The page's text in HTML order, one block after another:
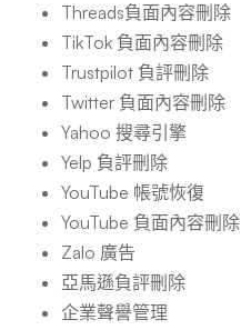
Threads負面內容刪除
TikTok 負面內容刪除
Trustpilot 負評刪除
Twitter 負面內容刪除
Yahoo 搜尋引擎
Yelp 負評刪除
YouTube 帳號恢復
YouTube 負面內容刪除
Zalo 廣告
亞馬遜負評刪除
企業聲譽管理